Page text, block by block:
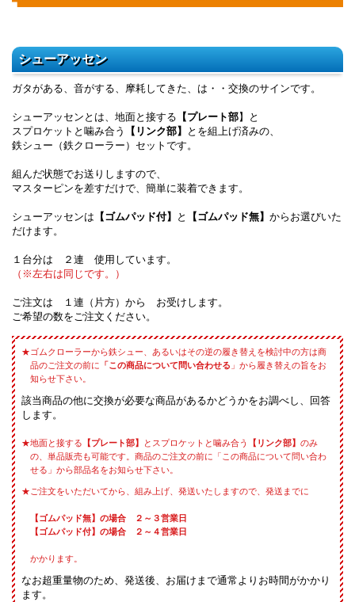
シューアッセン
ガタがある、音がする、摩耗してきた、は・・交換のサインです。
シューアッセンとは、地面と接する 【プレート部】と
スプロケットと噛み合う
【リンク部】
とを組上げ済みの、
鉄シュー（鉄クローラー）セットです。
組んだ状態でお送りしますので、
マスターピンを差すだけで、簡単に装着できます。
シューアッセンは 【ゴムパッド付】 と 【ゴムパッド無】 からお選びいた
だけます。
１台分は ２連 使用しています。
（※左右は同じです。）
ご注文は １連（片方）から お受けします。
ご希望の数をご注文ください。
ゴムクローラーから鉄シュー、あるいはその逆の履き替えを検討中の方は商
品のご注文の前に 「この商品について問い合わせる 」から履き替えの旨をお
知らせ下さい。
該当商品の他に交換が必要な商品があるかどうかをお調べし、回答
します。
地面と接する 【プレート部】 とスプロケットと噛み合う 【リンク部】のみ
の、単品販売も可能です。商品のご注文の前に「この商品について問い合わ
せる」から部品名をお知らせ下さい。
ご注文をいただいてから、組み上げ、発送いたしますので、発送までに
【ゴムパッド無】の場合 ２～３営業日
【ゴムパッド付】の場合 ２～４営業日
かかります。
なお超重量物のため、発送後、お届けまで通常よりお時間がかかり
ます。